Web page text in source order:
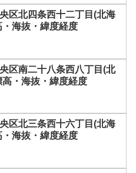
区北四条西十二丁目(北海
・海抜・緯度経度
区南二十八条西八丁目(北
高・海抜・緯度経度
区北三条西十六丁目(北海
・海抜・緯度経度